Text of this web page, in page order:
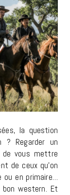
la question
Regarder un
vous mettre
de ceux qu’on
ou en primaire…
bon western. Et